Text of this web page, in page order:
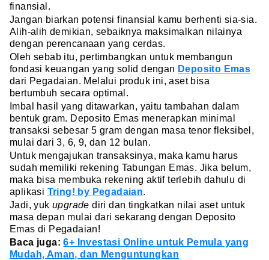
finansial.
Jangan biarkan potensi finansial kamu berhenti sia-sia.
Alih-alih demikian, sebaiknya maksimalkan nilainya
dengan perencanaan yang cerdas.
Oleh sebab itu, pertimbangkan untuk membangun
fondasi keuangan yang solid dengan Deposito Emas
dari Pegadaian. Melalui produk ini, aset bisa
bertumbuh secara optimal.
Imbal hasil yang ditawarkan, yaitu tambahan dalam
bentuk gram. Deposito Emas menerapkan minimal
transaksi sebesar 5 gram dengan masa tenor fleksibel,
mulai dari 3, 6, 9, dan 12 bulan.
Untuk mengajukan transaksinya, maka kamu harus
sudah memiliki rekening Tabungan Emas. Jika belum,
maka bisa membuka rekening aktif terlebih dahulu di
aplikasi Tring! by Pegadaian.
Jadi, yuk upgradediri dan tingkatkan nilai aset untuk
masa depan mulai dari sekarang dengan Deposito
Emas di Pegadaian!
Baca juga:6+ Investasi Online untuk Pemula yang
Mudah, Aman, dan Menguntungkan